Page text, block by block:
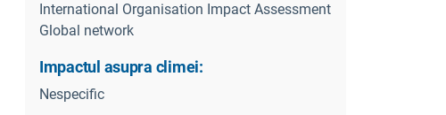
International Organisation Impact Assessment
Global network
Impactul asupra climei:
Nespecific